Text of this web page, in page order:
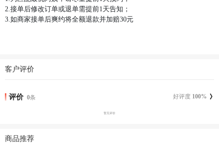
2.接单后修改订单或退单需提前1天告知；
3.如商家接单后爽约将全额退款并加赔30元
客户评价
评价 好评度 100%
0条
暂无评价
商品推荐